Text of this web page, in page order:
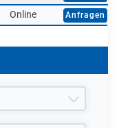
Online Anfragen